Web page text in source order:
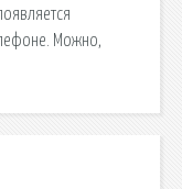
Можно,